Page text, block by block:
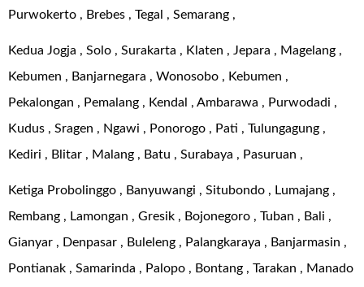
Purwokerto , Brebes , Tegal , Semarang ,
Kedua Jogja , Solo , Surakarta , Klaten , Jepara , Magelang ,
Kebumen , Banjarnegara , Wonosobo , Kebumen ,
Pekalongan , Pemalang , Kendal , Ambarawa , Purwodadi ,
Kudus , Sragen , Ngawi , Ponorogo , Pati , Tulungagung ,
Kediri , Blitar , Malang , Batu , Surabaya , Pasuruan ,
Ketiga Probolinggo , Banyuwangi , Situbondo , Lumajang ,
Rembang , Lamongan , Gresik , Bojonegoro , Tuban , Bali ,
Gianyar , Denpasar , Buleleng , Palangkaraya , Banjarmasin ,
Pontianak , Samarinda , Palopo , Bontang , Tarakan , Manado